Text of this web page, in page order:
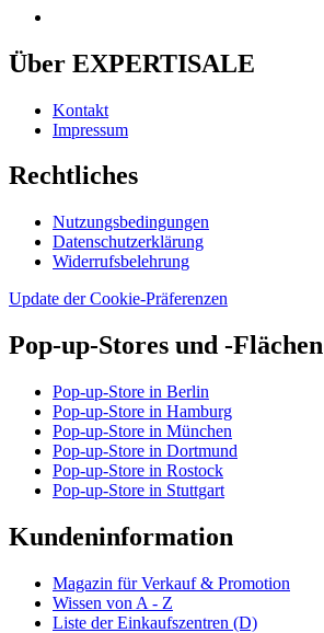
Über EXPERTISALE
Kontakt
Impressum
Rechtliches
Nutzungsbedingungen
Datenschutzerklärung
Widerrufsbelehrung
Update der Cookie-Präferenzen
Pop-up-Stores und -Flächen
Pop-up-Store in Berlin
Pop-up-Store in Hamburg
Pop-up-Store in München
Pop-up-Store in Dortmund
Pop-up-Store in Rostock
Pop-up-Store in Stuttgart
Kundeninformation
Magazin für Verkauf & Promotion
Wissen von A - Z
Liste der Einkaufszentren (D)